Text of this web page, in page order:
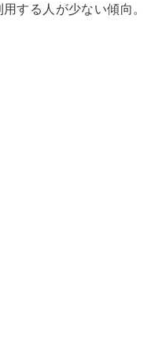
する人が少ない傾向。